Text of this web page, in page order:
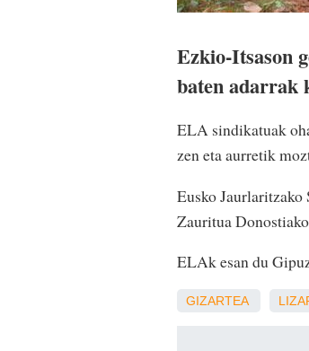
Ezkio-Itsason
baten adarrak
ELA sindikatuak
zen eta aurretik
Eusko Jaurlaritzako
Zauritua
ELAk esan du
GIZARTEA